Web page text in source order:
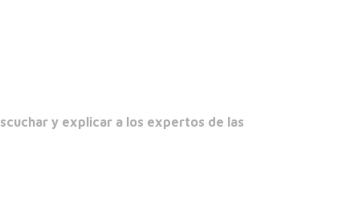
y explicar a los expertos de las